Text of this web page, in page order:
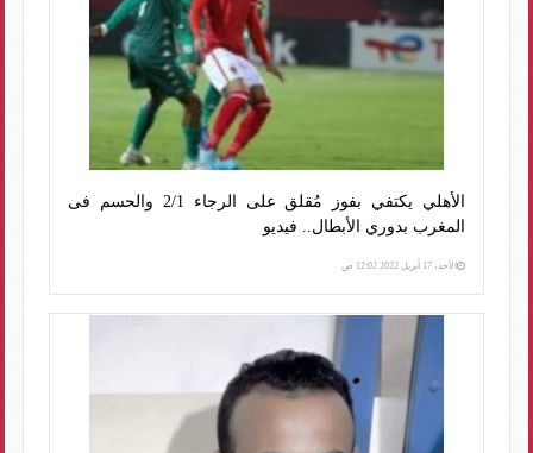
الأهلي يكتفي بفوز مُقلق على الرجاء 2/1 والحسم فى
المغرب بدوري الأبطال.. فيديو
الأحد، 17 أبريل 2022 12:02 ص